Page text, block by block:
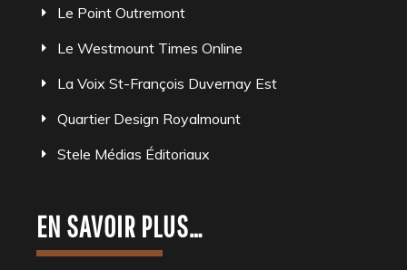
Le Point Outremont
Le Westmount Times Online
La Voix St-François Duvernay Est
Quartier Design Royalmount
Stele Médias Éditoriaux
EN SAVOIR PLUS…